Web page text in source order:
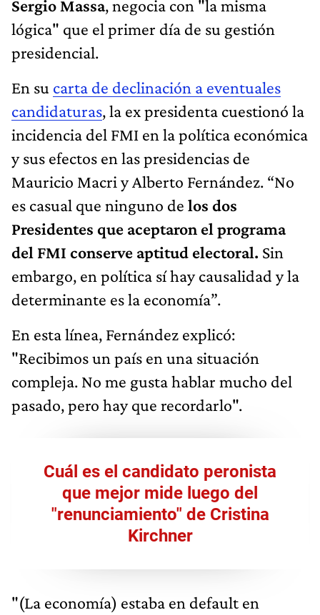
Sergio Massa, negocia con "la misma
lógica" que el primer día de su gestión
presidencial.
En su carta de declinación a eventuales
candidaturas, la ex presidenta cuestionó la
incidencia del FMI en la política económica
y sus efectos en las presidencias de
Mauricio Macri y Alberto Fernández. “No
es casual que ninguno de los dos
Presidentes que aceptaron el programa
del FMI conserve aptitud electoral. Sin
embargo, en política sí hay causalidad y la
determinante es la economía”.
En esta línea, Fernández explicó:
"Recibimos un país en una situación
compleja. No me gusta hablar mucho del
pasado, pero hay que recordarlo".
Cuál es el candidato peronista
que mejor mide luego del
"renunciamiento" de Cristina
Kirchner
"(La economía) estaba en default en